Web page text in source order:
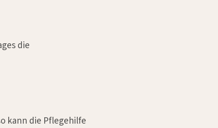
die
kann die Pflegehilfe